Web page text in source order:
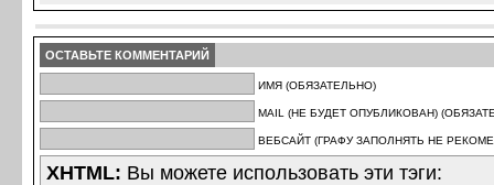
ОСТАВЬТЕ КОММЕНТАРИЙ
ИМЯ (ОБЯЗАТЕЛЬНО)
MAIL (НЕ БУДЕТ ОПУБЛИКОВАН)
ВЕБСАЙТ (ГРАФУ ЗАПОЛНЯТЬ НЕ
XHTML: Вы можете использовать эти тэги: